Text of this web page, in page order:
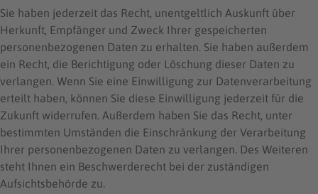
Sie haben jederzeit das Recht, unentgeltlich Auskunft über
Herkunft, Empfänger und Zweck Ihrer gespeicherten
personenbezogenen Daten zu erhalten. Sie haben außerdem
ein Recht, die Berichtigung oder Löschung dieser Daten zu
verlangen. Wenn Sie eine Einwilligung zur Datenverarbeitung
erteilt haben, können Sie diese Einwilligung jederzeit für die
Zukunft widerrufen. Außerdem haben Sie das Recht, unter
bestimmten Umständen die Einschränkung der Verarbeitung
Ihrer personenbezogenen Daten zu verlangen. Des Weiteren
steht Ihnen ein Beschwerderecht bei der zuständigen
Aufsichtsbehörde zu.